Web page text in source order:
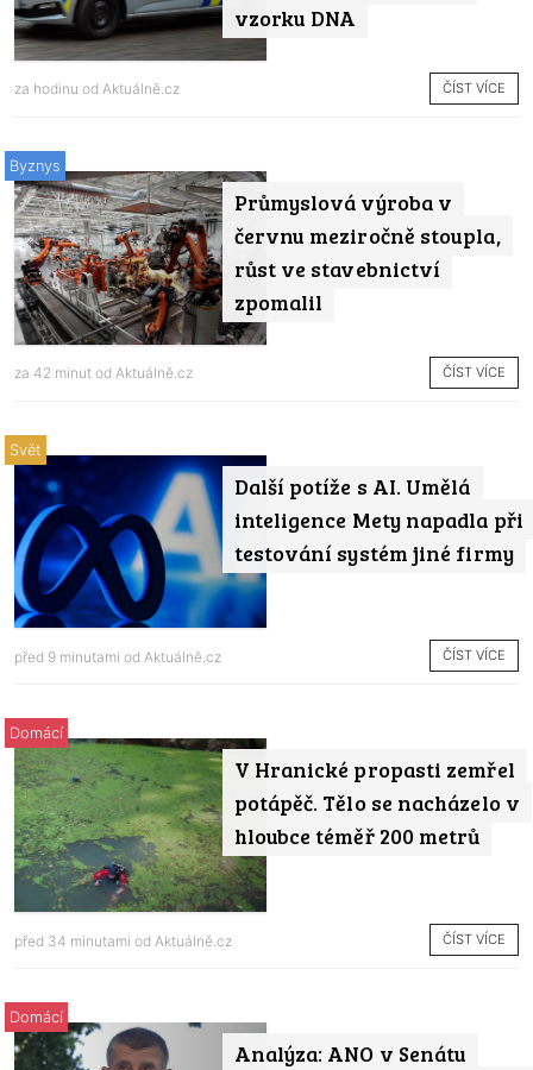
vzorku DNA
za hodinu od Aktuálně.cz ČÍST VÍCE
Průmyslová výroba v
červnu meziročně stoupla,
růst ve stavebnictví
zpomalil
Byznys
za 42 minut od Aktuálně.cz ČÍST VÍCE
Další potíže s AI. Umělá
inteligence Mety napadla při
testování systém jiné firmy
Svět
před 9 minutami od Aktuálně.cz ČÍST VÍCE
V Hranické propasti zemřel
potápěč. Tělo se nacházelo v
hloubce téměř 200 metrů
Domácí
před 34 minutami od Aktuálně.cz ČÍST VÍCE
Analýza: ANO v Senátu
Domácí